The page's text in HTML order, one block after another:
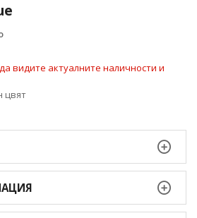
видите актуалните наличности и
цвят